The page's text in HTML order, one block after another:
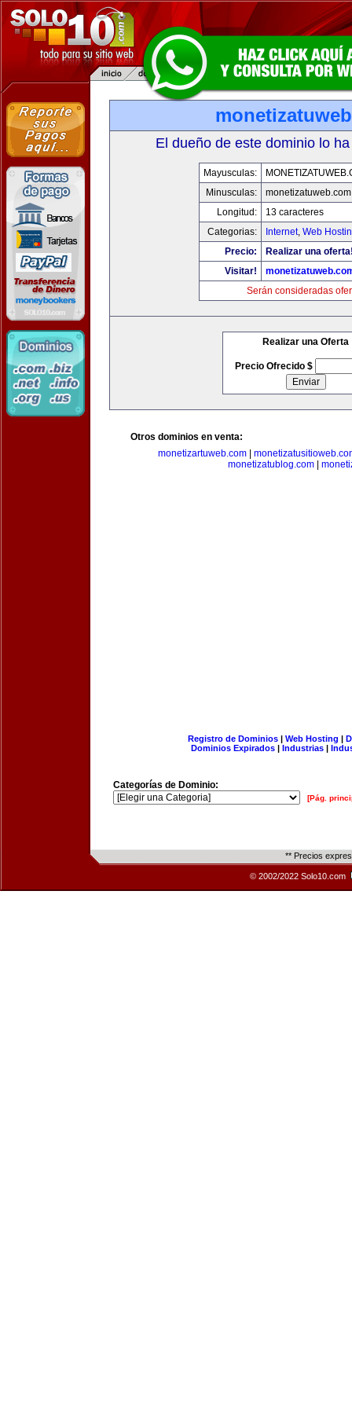
El dueño de este dominio lo
Mayusculas:
Minusculas:
monetizatuweb.com
Longitud:
13 caracteres
Categorias:
Internet, Web
Precio:
Realizar una
Visitar!
Serán consideradas
Realizar una Oferta
Precio Ofrecido $
Otros dominios en venta:
monetizartuweb.com|
monetizatublog.com|
Registro de Dominios| Web Hosting |
Dominios Expirados | Industrias |
Categorías de Dominio:
[Pág.
** Precios
© 2002/2022 Solo10.com